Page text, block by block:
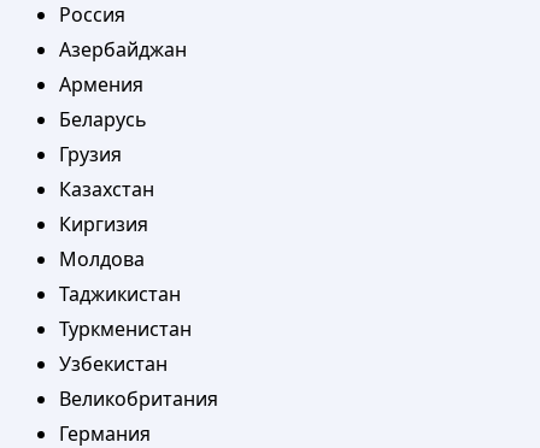
Россия
Азербайджан
Армения
Беларусь
Грузия
Казахстан
Киргизия
Молдова
Таджикистан
Туркменистан
Узбекистан
Великобритания
Германия